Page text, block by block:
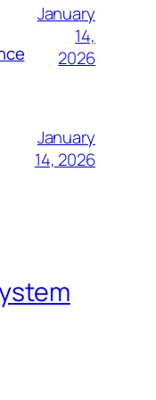
January
14,
2026
January
14, 2026